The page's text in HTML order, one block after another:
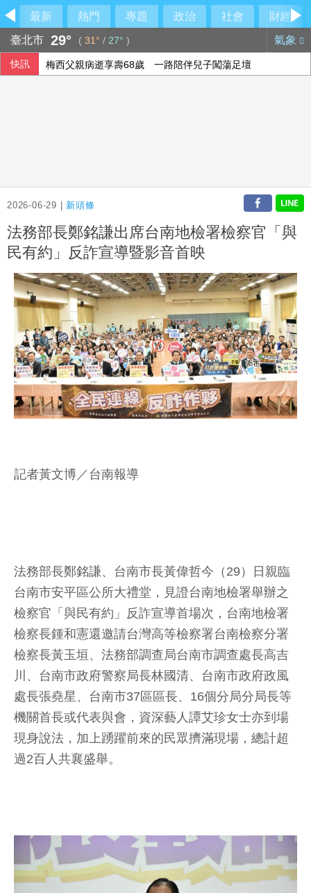
最新 熱門 專題 政治 社會
財經
臺北市 29° ( 31° / 27° ) 氣象
快訊 梅西父親病逝享壽68歲 一路陪伴兒子闖蕩足壇
2026-06-29 | 新頭條
法務部長鄭銘謙出席台南地檢署檢察官「與
民有約」反詐宣導暨影音首映
記者黃文博／台南報導
法務部長鄭銘謙、台南市長黃偉哲今（29）日親臨
台南市安平區公所大禮堂，見證台南地檢署舉辦之
檢察官「與民有約」反詐宣導首場次，台南地檢署
檢察長鍾和憲還邀請台灣高等檢察署台南檢察分署
檢察長黃玉垣、法務部調查局台南市調查處長高吉
川、台南市政府警察局長林國清、台南市政府政風
處長張堯星、台南市37區區長、16個分局分局長等
機關首長或代表與會，資深藝人譚艾珍女士亦到場
現身說法，加上踴躍前來的民眾擠滿現場，總計超
過2百人共襄盛舉。